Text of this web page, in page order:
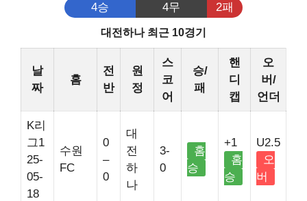
4승 4무 2패
대전하나 최근 10경기
날
짜
홈
전
반
원
정
스
코
어
승/
패
핸
디
캡
오
버/
언더
K리
그1
25-
05-
18
수원
FC
0
–
0
대
전
하
나
3-
0
홈
승
+1
홈
승
U2.5
오
버